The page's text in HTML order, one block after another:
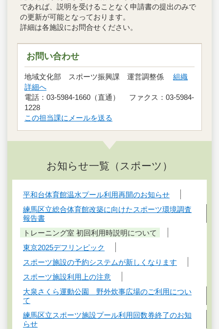
であれば、説明を受けることなく申請書の提出のみで
の更新が可能となっております。
詳細は各施設にお問合せください。
お問い合わせ
地域文化部 スポーツ振興課 運営調整係 組織
詳細へ
電話：03-5984-1660（直通） ファクス：03-5984-
1228
この担当課にメールを送る
お知らせ一覧（スポーツ）
平和台体育館温水プール利用再開のお知らせ
練馬区立総合体育館改築に向けたスポーツ環境調査
報告書
トレーニング室 初回利用時説明について
東京2025デフリンピック
スポーツ施設の予約システムが新しくなります
スポーツ施設利用上の注意
大泉さくら運動公園 野外炊事広場のご利用につい
て
練馬区立スポーツ施設プール利用回数券終了のお知
らせ